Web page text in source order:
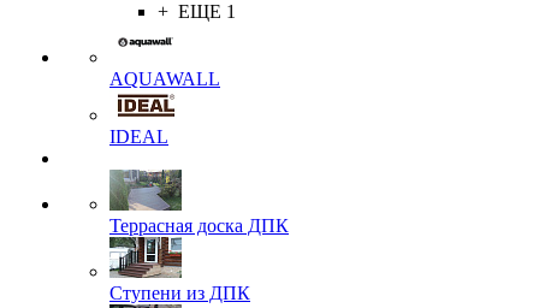
+ ЕЩЕ 1
AQUAWALL
IDEAL
Террасная доска ДПК
Ступени из ДПК